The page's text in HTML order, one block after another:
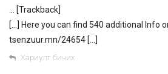
… [Trackback]
[…] Here you can find 540 additional Info
tsenzuur.mn/24654 […]
Хариулт бичих